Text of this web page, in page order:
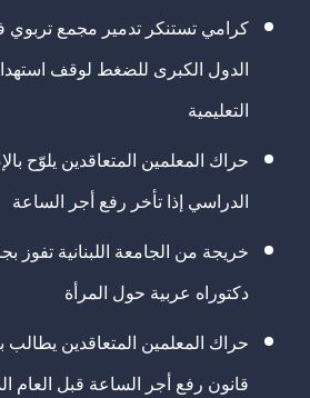
كرامي تستنكر تدمير مجمع تربوي
الدول الكبرى للضغط لوقف
التعليمية
حراك المعلمين المتعاقدين يلوّح
الدراسي إذا تأخر رفع أجر الساعة
خريجة من الجامعة اللبنانية تفوز
دكتوراه عربية حول المرأة
حراك المعلمين المتعاقدين يطالب
قانون رفع أجر الساعة قبل العام